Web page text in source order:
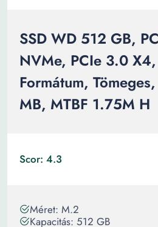
SSD WD 512 GB,
NVMe, PCIe 3.0
Formátum,
MB, MTBF 1.75M H
Scor: 4.3
Méret: M.2
Kapacitás: 512 GB